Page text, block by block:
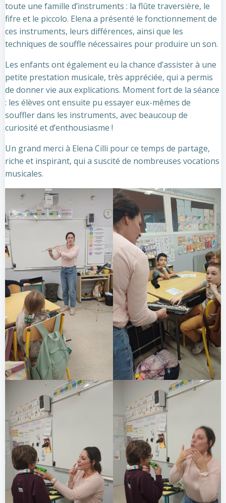
toute une famille d’instruments : la flûte traversière, le
fifre et le piccolo. Elena a présenté le fonctionnement de
ces instruments, leurs différences, ainsi que les
techniques de souffle nécessaires pour produire un son.
Les enfants ont également eu la chance d’assister à une
petite prestation musicale, très appréciée, qui a permis
de donner vie aux explications. Moment fort de la séance
: les élèves ont ensuite pu essayer eux-mêmes de
souffler dans les instruments, avec beaucoup de
curiosité et d’enthousiasme !
Un grand merci à Elena Cilli pour ce temps de partage,
riche et inspirant, qui a suscité de nombreuses vocations
musicales.